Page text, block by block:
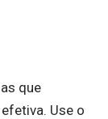
que
Use o